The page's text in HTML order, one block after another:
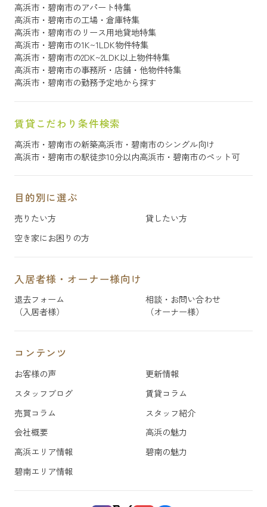
高浜市・碧南市のアパート特集
高浜市・碧南市の工場・倉庫特集
高浜市・碧南市のリース用地貸地特集
高浜市・碧南市の1K~1LDK物件特集
高浜市・碧南市の2DK~2LDK以上物件特集
高浜市・碧南市の事務所・店舗・他物件特集
高浜市・碧南市の勤務予定地から探す
賃貸こだわり条件検索
高浜市・碧南市の新築高浜市・碧南市のシングル向け
高浜市・碧南市の駅徒歩10分以内高浜市・碧南市のペット可
目的別に選ぶ
売りたい方
貸したい方
空き家にお困りの方
入居者様・オーナー様向け
退去フォーム
（入居者様）
相談・お問い合わせ
（オーナー様）
コンテンツ
お客様の声
更新情報
スタッフブログ
賃貸コラム
売買コラム
スタッフ紹介
会社概要
高浜の魅力
高浜エリア情報
碧南の魅力
碧南エリア情報